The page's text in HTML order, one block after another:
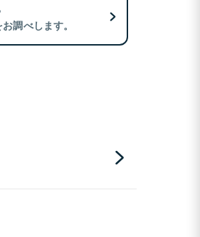
調べします。